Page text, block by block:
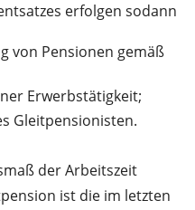
erfolgen sodann
von Pensionen gemäß
Erwerbstätigkeit;
Gleitpensionisten.
der Arbeitszeit
ist die im letzten